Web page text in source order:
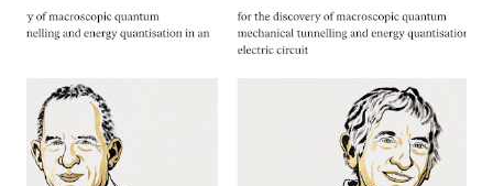
廃棄物処理業」や 「古物商」の許可では回収できません。
ChatGPT まえださん、画像ありがとうございます。このよう
な「不用品無料出張回収」のチラシについて、詳細に評価・ア
ドバイスいたします。 1. 内容の分析 業者名 ：ABCリサイクル
所在地 ：埼玉県所沢市松郷141 許可番号 ：自動車商許可証 第
431090053454号（古物商許可証） 連絡先 ：携帯番号のみ